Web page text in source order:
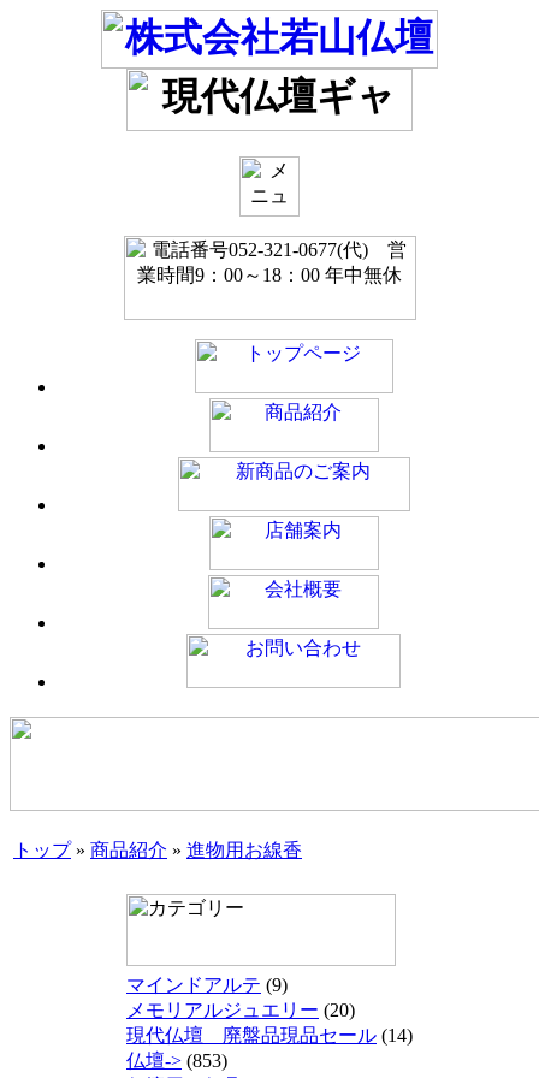
トップ» 商品紹介 » 進物用お線香
マインドアルテ (9)
メモリアルジュエリー (20)
現代仏壇 廃盤品現品セール (14)
仏壇-> (853)